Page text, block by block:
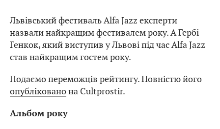
Львівський фестиваль Alfa Jazz експерти
назвали найкращим фестивалем року. А Гербі
Генкок, який виступив у Львові під час Alfa Jazz
став найкращим гостем року.
Подаємо переможців рейтингу. Повністю його
опублікованона Cultprostir.
Альбом року